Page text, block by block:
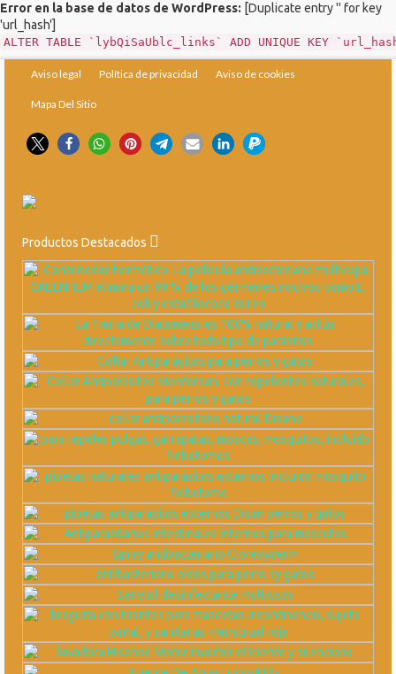
Error en la base de datos de WordPress: [Duplicate entry '' for key
'url_hash']
ALTER TABLE `lybQiSaUblc_links` ADD UNIQUE KEY
Aviso legal Política de privacidad Aviso de cookies
Mapa Del Sitio
Productos Destacados